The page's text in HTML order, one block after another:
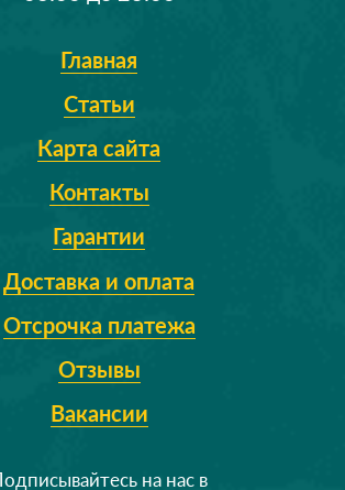
Главная
Статьи
Карта сайта
Контакты
Гарантии
Доставка и оплата
Отсрочка платежа
Отзывы
Вакансии
на нас в